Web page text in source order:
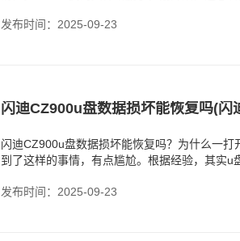
发布时间：2025-09-23
闪迪CZ900u盘数据损坏能恢复吗？为什么一
到了这样的事情，有点尴尬。根据经验，其实u
发布时间：2025-09-23